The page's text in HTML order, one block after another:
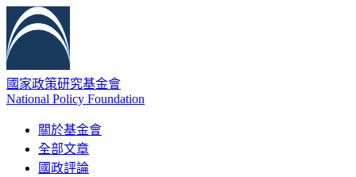
國家政策研究基金會
National Policy Foundation
關於基金會
全部文章
國政評論